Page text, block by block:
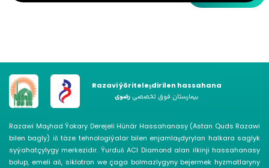
Razavi ýöriteleşdirilen hassahana
بیمارستان فوق تخصصیرضوی
Razawi Maşhad Ýokary Derejeli Hünär Hassahanasy (Astan Quds Razawi
bilen bagly) iň täze tehnologiýalar bilen enjamlaşdyrylan halkara saglyk
syýahatçylygy merkezidir. Ýurduň ACI Diamond alan ilkinji hassahanasy
bolup, emeli aň, siklotron we çaga bolmazlygyny bejermek hyzmatlaryny